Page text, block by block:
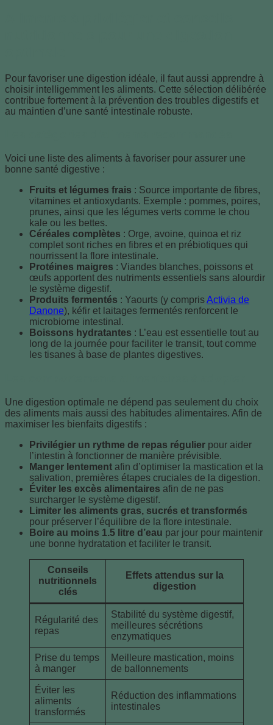
Pour favoriser une digestion idéale, il faut aussi apprendre à
choisir intelligemment les aliments. Cette sélection délibérée
contribue fortement à la prévention des troubles digestifs et
au maintien d’une santé intestinale robuste.
Voici une liste des aliments à favoriser pour assurer une
bonne santé digestive :
Fruits et légumes frais : Source importante de fibres,
vitamines et antioxydants. Exemple : pommes, poires,
prunes, ainsi que les légumes verts comme le chou
kale ou les bettes.
Céréales complètes : Orge, avoine, quinoa et riz
complet sont riches en fibres et en prébiotiques qui
nourrissent la flore intestinale.
Protéines maigres : Viandes blanches, poissons et
œufs apportent des nutriments essentiels sans alourdir
le système digestif.
Produits fermentés : Yaourts (y comprisActivia de
Danone), kéfir et laitages fermentés renforcent le
microbiome intestinal.
Boissons hydratantes : L’eau est essentielle tout au
long de la journée pour faciliter le transit, tout comme
les tisanes à base de plantes digestives.
Une digestion optimale ne dépend pas seulement du choix
des aliments mais aussi des habitudes alimentaires. Afin de
maximiser les bienfaits digestifs :
Privilégier un rythme de repas régulier pour aider
l’intestin à fonctionner de manière prévisible.
Manger lentement afin d’optimiser la mastication et la
salivation, premières étapes cruciales de la digestion.
Éviter les excès alimentaires afin de ne pas
surcharger le système digestif.
Limiter les aliments gras, sucrés et transformés
pour préserver l’équilibre de la flore intestinale.
Boire au moins 1.5 litre d’eau par jour pour maintenir
une bonne hydratation et faciliter le transit.
Conseils
nutritionnels
clés
Effets attendus sur la
digestion
Régularité des
repas
Stabilité du système digestif,
meilleures sécrétions
enzymatiques
Prise du temps
à manger
Meilleure mastication, moins
de ballonnements
Éviter les
aliments
transformés
Réduction des inflammations
intestinales